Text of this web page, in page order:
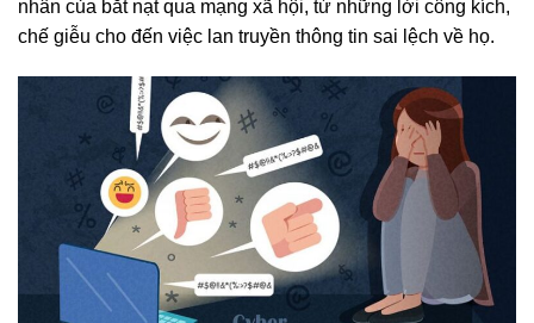
nhân của bắt nạt qua mạng xã hội, từ những lời công kích,
chế giễu cho đến việc lan truyền thông tin sai lệch về họ.